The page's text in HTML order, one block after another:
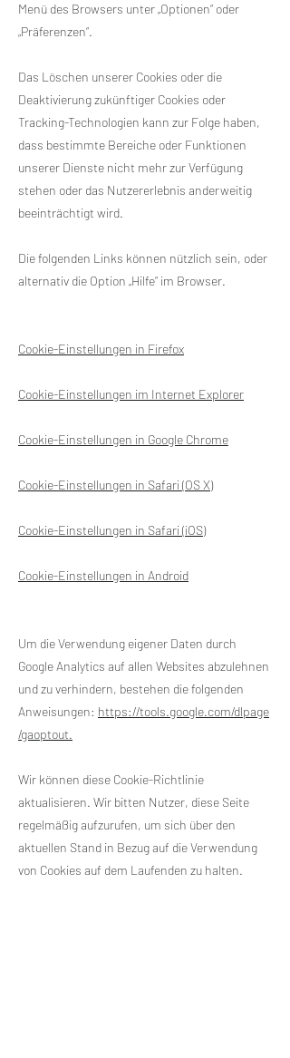
Menü des Browsers unter „Optionen“ oder
„Präferenzen“.
Das Löschen unserer Cookies oder die
Deaktivierung zukünftiger Cookies oder
Tracking-Technologien kann zur Folge haben,
dass bestimmte Bereiche oder Funktionen
unserer Dienste nicht mehr zur Verfügung
stehen oder das Nutzererlebnis anderweitig
beeinträchtigt wird.
Die folgenden Links können nützlich sein, oder
alternativ die Option „Hilfe“ im Browser.
Cookie-Einstellungen in Firefox
Cookie-Einstellungen im Internet Explorer
Cookie-Einstellungen in Google Chrome
Cookie-Einstellungen in Safari (OS X)
Cookie-Einstellungen in Safari (iOS)
Cookie-Einstellungen in Android
Um die Verwendung eigener Daten durch
Google Analytics auf allen Websites abzulehnen
und zu verhindern, bestehen die folgenden
Anweisungen: https://tools.google.com/dlpage
/gaoptout.
Wir können diese Cookie-Richtlinie
aktualisieren. Wir bitten Nutzer, diese Seite
regelmäßig aufzurufen, um sich über den
aktuellen Stand in Bezug auf die Verwendung
von Cookies auf dem Laufenden zu halten.